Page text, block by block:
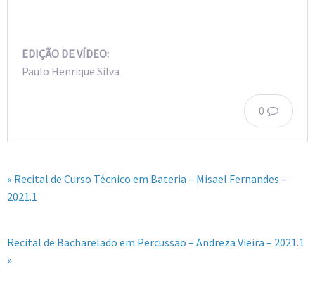
EDIÇÃO DE VÍDEO:
Paulo Henrique Silva
0
« Recital de Curso Técnico em Bateria – Misael Fernandes –
2021.1
Recital de Bacharelado em Percussão – Andreza Vieira – 2021.1
»